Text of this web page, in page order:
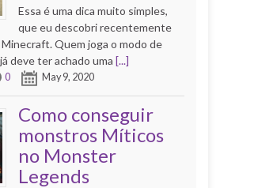
Essa é uma dica muito simples,
que eu descobri recentemente
Quem joga o modo de
deve ter achado uma [...]
0 May 9, 2020
Como conseguir
monstros Míticos
no Monster
Legends